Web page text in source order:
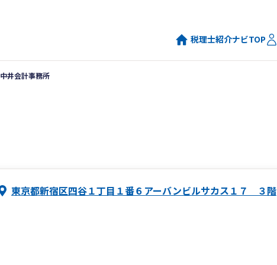
税理士紹介ナビTOP
中井会計事務所
東京都新宿区四谷１丁目１番６アーバンビルサカス１７ ３階